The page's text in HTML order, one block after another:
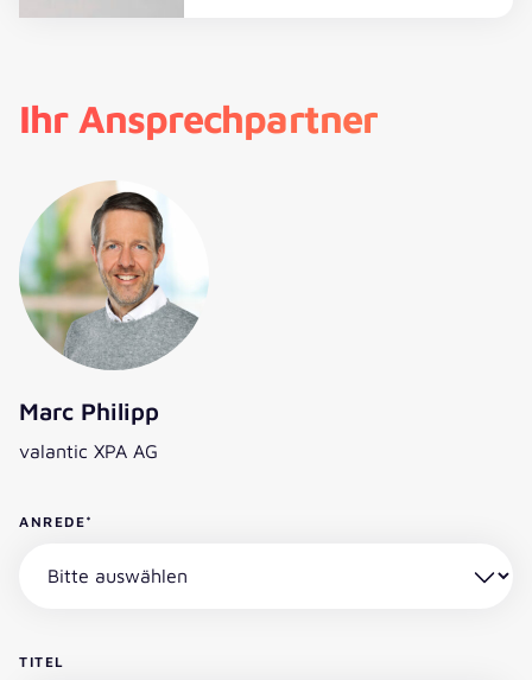
Ihr Ansprechpartner
Marc Philipp
valantic XPA AG
ANREDE*
TITEL